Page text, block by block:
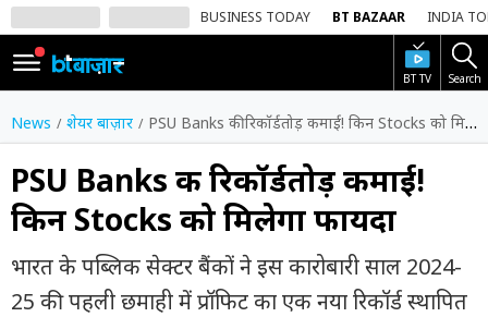
BUSINESS TODAY BT BAZAAR INDIA
BT TV Search
SIGN
IN
Dark
Mode
होम
शेयर
बाज़ार
News शेयर बाज़ार PSU Banks की रिकॉर्डतोड़ कमाई! किन Stocks को मिलेगा फायदा
PSU Banks की रिकॉर्डतोड़ कमाई!
किन Stocks को मिलेगा फायदा
भारत के पब्लिक सेक्टर बैंकों ने इस कारोबारी साल 2024-
25 की पहली छमाही में प्रॉफिट का एक नया रिकॉर्ड स्थापित